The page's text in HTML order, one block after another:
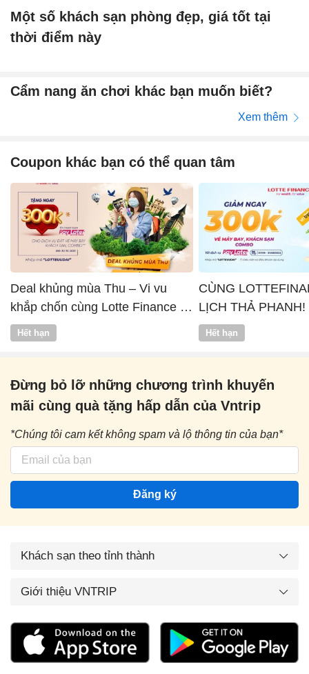
Một số khách sạn phòng đẹp, giá tốt tại
thời điểm này
Cẩm nang ăn chơi khác bạn muốn biết?
Xem thêm
Coupon khác bạn có thể quan tâm
Deal khủng mùa Thu – Vi vu
khắp chốn cùng Lotte Finance x
Vntrip
Hết hạn
CÙNG
LỊCH THẢ PHANH!
Hết hạn
Đừng bỏ lỡ những chương trình khuyến
mãi cùng quà tặng hấp dẫn của Vntrip
*Chúng tôi cam kết không spam và lộ thông tin của bạn*
Đăng ký
Khách sạn theo tỉnh thành
Giới thiệu VNTRIP